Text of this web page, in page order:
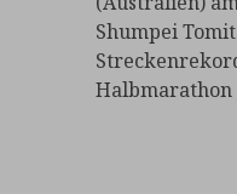
Shumpei
Halbmarathon